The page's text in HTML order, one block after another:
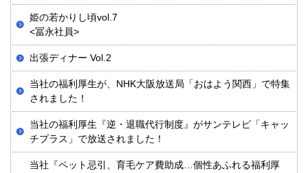
姫の若かりし頃vol.7
<冨永社員>
出張ディナー Vol.2
当社の福利厚生が、NHK大阪放送局「おはよう関西」で特集
されました！
当社の福利厚生『逆・退職代行制度』がサンテレビ「キャッ
チプラス」で放送されました！
当社『ペット忌引、育毛ケア費助成…個性あふれる福利厚